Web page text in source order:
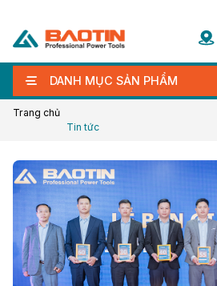
DANH MỤC SẢN PHẨM
Trang chủ
Tin tức